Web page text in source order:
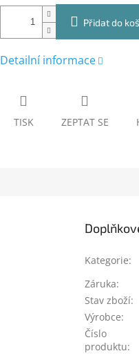
Přidat do
Detailní informace
TISK ZEPTAT SE
Kategorie:
Záruka:
Stav zboží:
Výrobce:
Číslo
produktu: